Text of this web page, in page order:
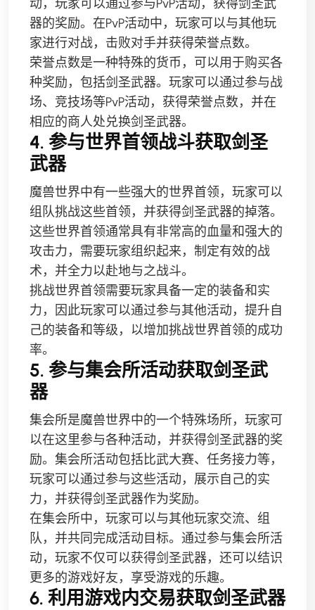
动，玩家可以通过参与PvP活动，获得剑圣武
器的奖励。在PvP活动中，玩家可以与其他玩
家进行对战，击败对手并获得荣誉点数。
荣誉点数是一种特殊的货币，可以用于购买各
种奖励，包括剑圣武器。玩家可以通过参与战
场、竞技场等PvP活动，获得荣誉点数，并在
相应的商人处兑换剑圣武器。
4. 参与世界首领战斗获取剑圣
武器
魔兽世界中有一些强大的世界首领，玩家可以
组队挑战这些首领，并获得剑圣武器的掉落。
这些世界首领通常具有非常高的血量和强大的
攻击力，需要玩家组织起来，制定有效的战
术，并全力以赴地与之战斗。
挑战世界首领需要玩家具备一定的装备和实
力，因此玩家可以通过参与其他活动，提升自
己的装备和等级，以增加挑战世界首领的成功
率。
5. 参与集会所活动获取剑圣武
器
集会所是魔兽世界中的一个特殊场所，玩家可
以在这里参与各种活动，并获得剑圣武器的奖
励。集会所活动包括比武大赛、任务接力等，
玩家可以通过参与这些活动，展示自己的实
力，并获得剑圣武器作为奖励。
在集会所中，玩家可以与其他玩家交流、组
队，并共同完成活动目标。通过参与集会所活
动，玩家不仅可以获得剑圣武器，还可以结识
更多的游戏好友，享受游戏的乐趣。
6. 利用游戏内交易获取剑圣武器